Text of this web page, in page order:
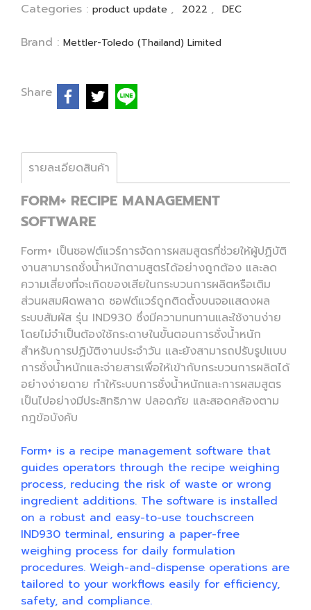
Categories : product update , 2022 , DEC
Brand : Mettler-Toledo (Thailand) Limited
Share
รายละเอียดสินค้า
FORM+ RECIPE MANAGEMENT
SOFTWARE
Form+ เป็นซอฟต์แวร์การจัดการผสมสูตรที่ช่วยให้ผู้ปฏิบัติ
งานสามารถชั่งน้ำหนักตามสูตรได้อย่างถูกต้อง และลด
ความเสี่ยงที่จะเกิดของเสียในกระบวนการผลิตหรือเติม
ส่วนผสมผิดพลาด ซอฟต์แวร์ถูกติดตั้งบนจอแสดงผล
ระบบสัมผัส รุ่น IND930 ซึ่งมีความทนทานและใช้งานง่าย
โดยไม่จำเป็นต้องใช้กระดาษในขั้นตอนการชั่งน้ำหนัก
สำหรับการปฏิบัติงานประจำวัน และยังสามารถปรับรูปแบบ
การชั่งน้ำหนักและจ่ายสารเพื่อให้เข้ากับกระบวนการผลิตได้
อย่างง่ายดาย ทำให้ระบบการชั่งน้ำหนักและการผสมสูตร
เป็นไปอย่างมีประสิทธิภาพ ปลอดภัย และสอดคล้องตาม
กฎข้อบังคับ
Form+ is a recipe management software that
guides operators through the recipe weighing
process, reducing the risk of waste or wrong
ingredient additions. The software is installed
on a robust and easy-to-use touchscreen
IND930 terminal, ensuring a paper-free
weighing process for daily formulation
procedures. Weigh-and-dispense operations are
tailored to your workflows easily for efficiency,
safety, and compliance.